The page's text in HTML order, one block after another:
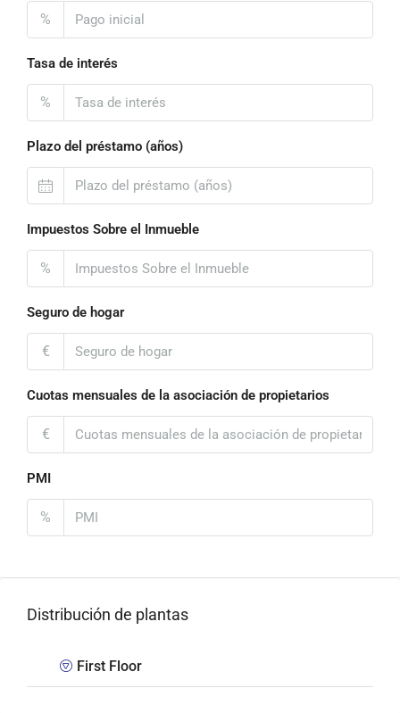
%
Tasa de interés
%
Plazo del préstamo (años)
Impuestos Sobre el Inmueble
%
Seguro de hogar
€
Cuotas mensuales de la asociación de propietarios
€
PMI
%
Distribución de plantas
First Floor